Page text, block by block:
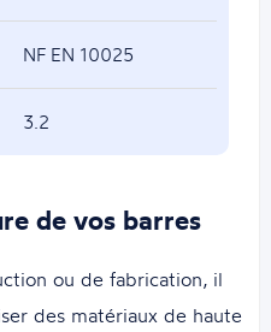
NF EN 10025
3.2
de vos barres
ou de fabrication, il
des matériaux de haute